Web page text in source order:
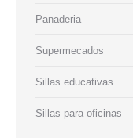
Panaderia
Supermecados
Sillas educativas
Sillas para oficinas